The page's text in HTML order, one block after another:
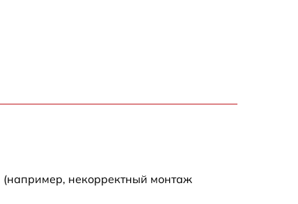
450 р
(например, некорректный монтаж